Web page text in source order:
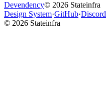
Devendency© 2026 Stateinfra
Design System·GitHub·Discord
© 2026 Stateinfra